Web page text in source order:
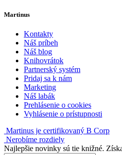
Martinus
Kontakty
Náš príbeh
Náš blog
Knihovrátok
Partnerský systém
Pridaj sa k nám
Marketing
Náš labák
Prehlásenie o cookies
Vyhlásenie o prístupnosti
Martinus je certifikovaný B Corp
Nerobíme rozdiely
Najlepšie novinky sú tie knižné.